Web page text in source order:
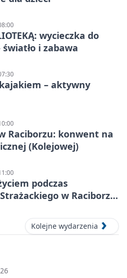
wycieczka do
światło i zabawa
– aktywny
Raciborzu: konwent na
(Kolejowej)
podczas
w Raciborzu
Kolejne wydarzenia